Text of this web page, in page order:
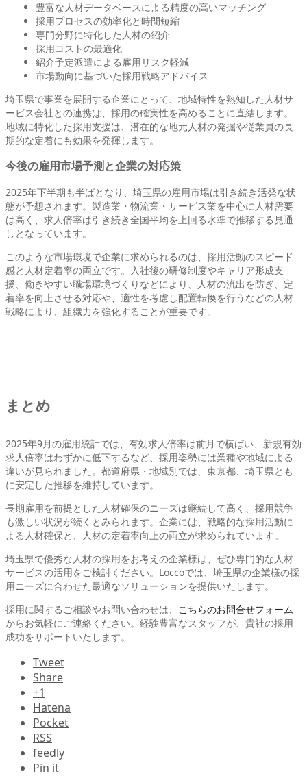
豊富な人材データベースによる精度の高いマッチング
採用プロセスの効率化と時間短縮
専門分野に特化した人材の紹介
採用コストの最適化
紹介予定派遣による雇用リスク軽減
市場動向に基づいた採用戦略アドバイス
埼玉県で事業を展開する企業にとって、地域特性を熟知した人材サ
ービス会社との連携は、採用の確実性を高めることに直結します。
地域に特化した採用支援は、潜在的な地元人材の発掘や従業員の長
期的な定着にも効果を発揮します。
今後の雇用市場予測と企業の対応策
2025年下半期も半ばとなり、埼玉県の雇用市場は引き続き活発な状
態が予想されます。製造業・物流業・サービス業を中心に人材需要
は高く、求人倍率は引き続き全国平均を上回る水準で推移する見通
しとなっています。
このような市場環境で企業に求められるのは、採用活動のスピード
感と人材定着率の両立です。入社後の研修制度やキャリア形成支
援、働きやすい職場環境づくりなどにより、人材の流出を防ぎ、定
着率を向上させる対応や、適性を考慮し配置転換を行うなどの人材
戦略により、組織力を強化することが重要です。
まとめ
2025年9月の雇用統計では、有効求人倍率は前月で横ばい、新規有効
求人倍率はわずかに低下するなど、採用姿勢には業種や地域による
違いが見られました。都道府県・地域別では、東京都、埼玉県とも
に安定した推移を維持しています。
長期雇用を前提とした人材確保のニーズは継続して高く、採用競争
も激しい状況が続くとみられます。企業には、戦略的な採用活動に
よる人材確保と、人材の定着率向上の両立が求められています。
埼玉県で優秀な人材の採用をお考えの企業様は、ぜひ専門的な人材
サービスの活用をご検討ください。Loccoでは、埼玉県の企業様の採
用ニーズに合わせた最適なソリューションを提供いたします。
採用に関するご相談やお問い合わせは、
こちらのお問合せフォーム
からお気軽にご連絡ください。経験豊富なスタッフが、貴社の採用
成功をサポートいたします。
Tweet
Share
+1
Hatena
Pocket
RSS
feedly
Pin it